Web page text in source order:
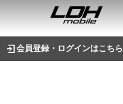
会員登録・ログインはこちら